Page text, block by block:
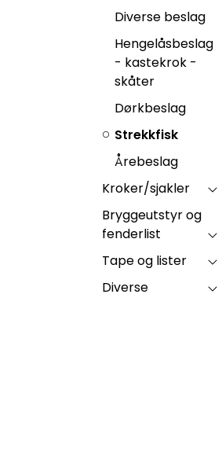
Diverse beslag
Hengelåsbeslag
- kastekrok -
skåter
Dørkbeslag
Strekkfisk
Årebeslag
Kroker/sjakler
Bryggeutstyr og
fenderlist
Tape og lister
Diverse